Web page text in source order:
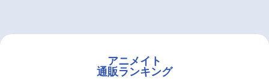
アニメイト
通販ランキング